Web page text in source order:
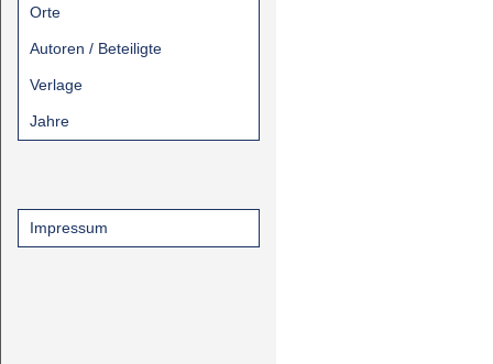
Orte
Autoren / Beteiligte
Verlage
Jahre
Impressum